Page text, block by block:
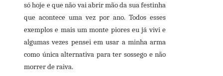
só hoje e que não vai abrir mão da sua festinha
que acontece uma vez por ano. Todos esses
exemplos e mais um monte piores eu já vivi e
algumas vezes pensei em usar a minha arma
como única alternativa para ter sossego e não
morrer de raiva.